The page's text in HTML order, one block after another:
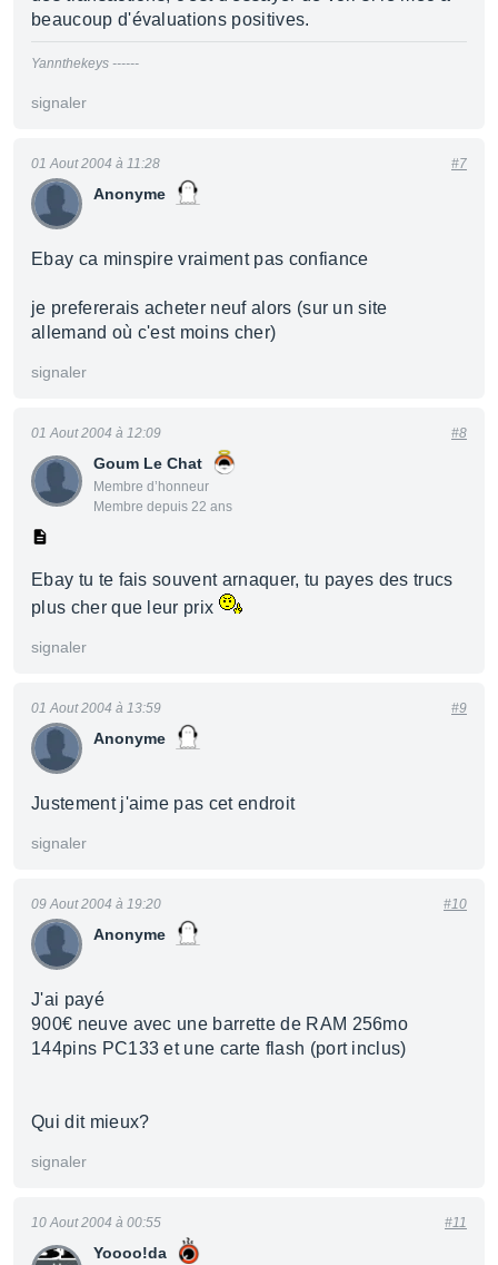
beaucoup d'évaluations positives.
Yannthekeys ------
signaler
Anonyme
01 Aout 2004 à 11:28 #7
Ebay ca minspire vraiment pas confiance
je prefererais acheter neuf alors (sur un site
allemand où c'est moins cher)
signaler
Goum Le Chat
Membre d’honneur
Membre depuis 22 ans
01 Aout 2004 à 12:09 #8
Ebay tu te fais souvent arnaquer, tu payes des trucs
plus cher que leur prix
signaler
Anonyme
01 Aout 2004 à 13:59 #9
Justement j'aime pas cet endroit
signaler
Anonyme
09 Aout 2004 à 19:20 #10
J'ai payé
900€ neuve avec une barrette de RAM 256mo
144pins PC133 et une carte flash (port inclus)
Qui dit mieux?
signaler
Yoooo!da
10 Aout 2004 à 00:55 #11